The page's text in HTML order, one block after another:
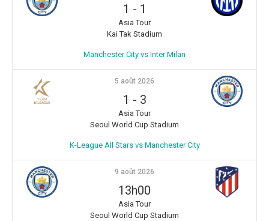
1 - 1
Asia Tour
Kai Tak Stadium
Manchester City vs Inter Milan
5 août 2026
1 - 3
Asia Tour
Seoul World Cup Stadium
K-League All Stars vs Manchester City
9 août 2026
13h00
Asia Tour
Seoul World Cup Stadium